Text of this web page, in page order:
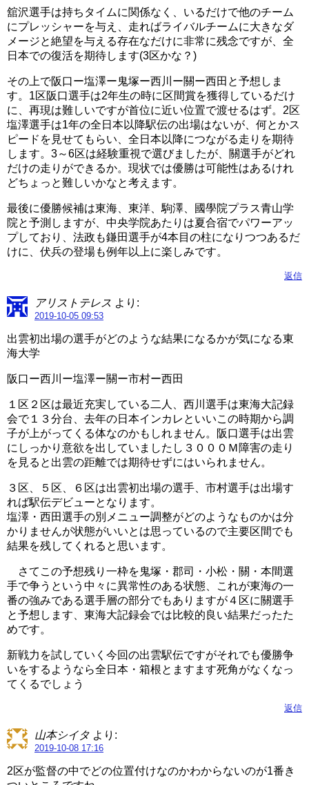
舘沢選手は持ちタイムに関係なく、いるだけで他のチーム
にプレッシャーを与え、走ればライバルチームに大きなダ
メージと絶望を与える存在なだけに非常に残念ですが、全
日本での復活を期待します(3区かな？)
その上で阪口ー塩澤ー鬼塚ー西川ー關ー西田と予想しま
す。1区阪口選手は2年生の時に区間賞を獲得しているだけ
に、再現は難しいですが首位に近い位置で渡せるはず。2区
塩澤選手は1年の全日本以降駅伝の出場はないが、何とかス
ピードを見せてもらい、全日本以降につながる走りを期待
します。3～6区は経験重視で選びましたが、關選手がどれ
だけの走りができるか。現状では優勝は可能性はあるけれ
どちょっと難しいかなと考えます。
最後に優勝候補は東海、東洋、駒澤、國學院プラス青山学
院と予測しますが、中央学院あたりは夏合宿でパワーアッ
プしており、法政も鎌田選手が4本目の柱になりつつあるだ
けに、伏兵の登場も例年以上に楽しみです。
返信
アリストテレス より:
2019-10-05 09:53
出雲初出場の選手がどのような結果になるかが気になる東
海大学
阪口ー西川ー塩澤ー關ー市村ー西田
１区２区は最近充実している二人、西川選手は東海大記録
会で１３分台、去年の日本インカレといいこの時期から調
子が上がってくる体なのかもしれません。阪口選手は出雲
にしっかり意欲を出していましたし３０００Ｍ障害の走り
を見ると出雲の距離では期待せずにはいられません。
３区、５区、６区は出雲初出場の選手、市村選手は出場す
れば駅伝デビューとなります。
塩澤・西田選手の別メニュー調整がどのようなものかは分
かりませんが状態がいいとは思っているので主要区間でも
結果を残してくれると思います。
さてこの予想残り一枠を鬼塚・郡司・小松・關・本間選
手で争うという中々に異常性のある状態、これが東海の一
番の強みである選手層の部分でもありますが４区に關選手
と予想します、東海大記録会では比較的良い結果だったた
めです。
新戦力を試していく今回の出雲駅伝ですがそれでも優勝争
いをするようなら全日本・箱根とますます死角がなくなっ
てくるでしょう
返信
山本シイタ より:
2019-10-08 17:16
2区が監督の中でどの位置付けなのかわからないのが1番き